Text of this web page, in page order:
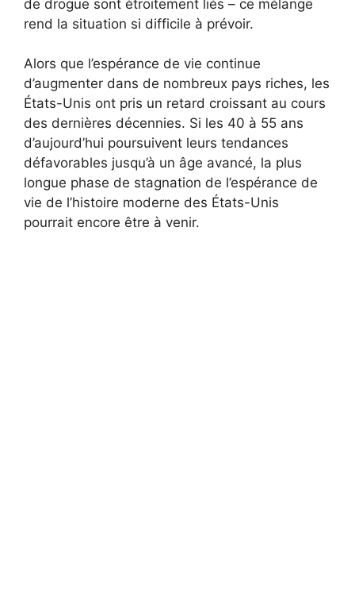
de drogue sont étroitement liés – ce mélange
rend la situation si difficile à prévoir.
Alors que l’espérance de vie continue
d’augmenter dans de nombreux pays riches, les
États-Unis ont pris un retard croissant au cours
des dernières décennies. Si les 40 à 55 ans
d’aujourd’hui poursuivent leurs tendances
défavorables jusqu’à un âge avancé, la plus
longue phase de stagnation de l’espérance de
vie de l’histoire moderne des États-Unis
pourrait encore être à venir.